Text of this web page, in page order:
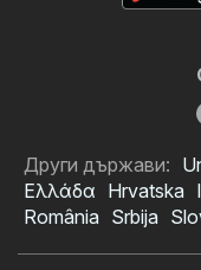
Други държави:
Ελλάδα Hrvatska
România Srbija